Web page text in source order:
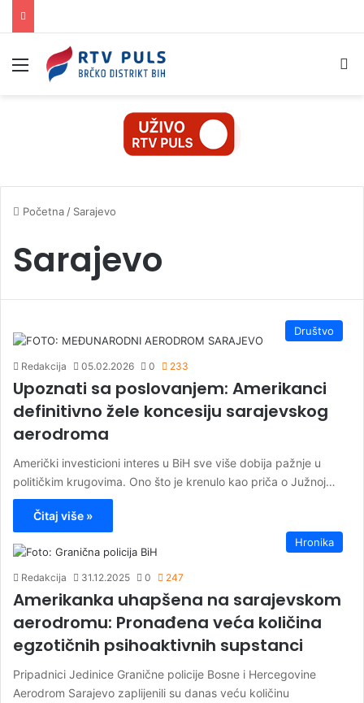
Izbornik
Početna / Sarajevo
Sarajevo
Društvo
Redakcija 05.02.2026 0 233
Upoznati sa poslovanjem: Amerikanci
definitivno žele koncesiju sarajevskog
aerodroma
Američki investicioni interes u BiH sve više dobija pažnje u
političkim krugovima. Ono što je krenulo kao priča o Južnoj…
Čitaj više »
Hronika
Redakcija 31.12.2025 0 247
Amerikanka uhapšena na sarajevskom
aerodromu: Pronađena veća količina
egzotičnih psihoaktivnih supstanci
Pripadnici Jedinice Granične policije Bosne i Hercegovine
Aerodrom Sarajevo zaplijenili su danas veću količinu